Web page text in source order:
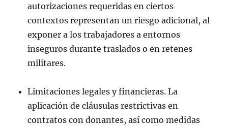
autorizaciones requeridas en ciertos
contextos representan un riesgo adicional, al
exponer a los trabajadores a entornos
inseguros durante traslados o en retenes
militares.
Limitaciones legales y financieras. La
aplicación de cláusulas restrictivas en
contratos con donantes, así como medidas